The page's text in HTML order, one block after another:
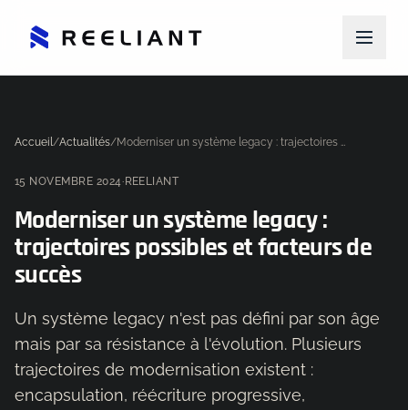
Accueil/Actualités/ Moderniser un système legacy : trajectoires possibles et facteurs de succès
15 NOVEMBRE 2024·REELIANT
Moderniser un système legacy :
trajectoires possibles et facteurs de
succès
Un système legacy n'est pas défini par son âge
mais par sa résistance à l'évolution. Plusieurs
trajectoires de modernisation existent :
encapsulation, réécriture progressive,